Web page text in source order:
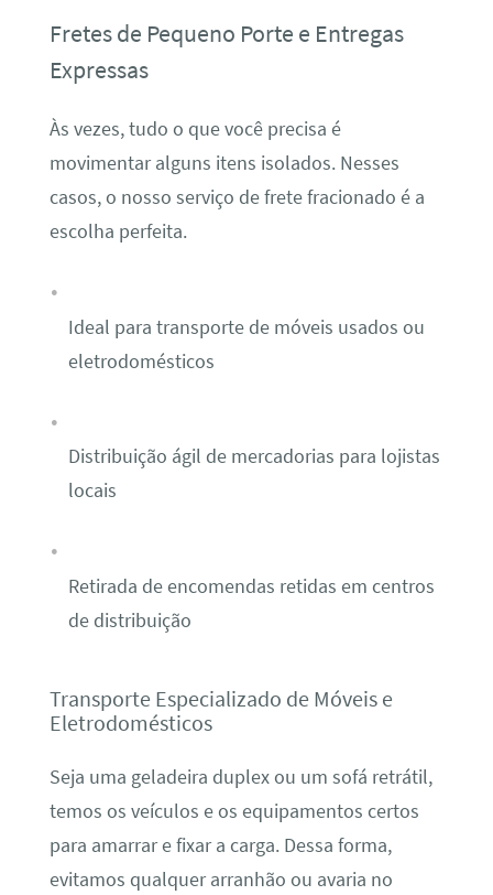
Fretes de Pequeno Porte e Entregas
Expressas
Às vezes, tudo o que você precisa é
movimentar alguns itens isolados. Nesses
casos, o nosso serviço de frete fracionado é a
escolha perfeita.
Ideal para transporte de móveis usados ou
eletrodomésticos
Distribuição ágil de mercadorias para lojistas
locais
Retirada de encomendas retidas em centros
de distribuição
Transporte Especializado de Móveis e
Eletrodomésticos
Seja uma geladeira duplex ou um sofá retrátil,
temos os veículos e os equipamentos certos
para amarrar e fixar a carga. Dessa forma,
evitamos qualquer arranhão ou avaria no